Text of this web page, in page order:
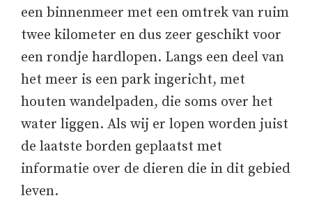
een binnenmeer met een omtrek van ruim
twee kilometer en dus zeer geschikt voor
een rondje hardlopen. Langs een deel van
het meer is een park ingericht, met
houten wandelpaden, die soms over het
water liggen. Als wij er lopen worden juist
de laatste borden geplaatst met
informatie over de dieren die in dit gebied
leven.